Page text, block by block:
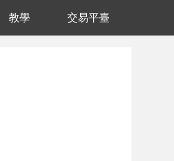
教學 交易平臺